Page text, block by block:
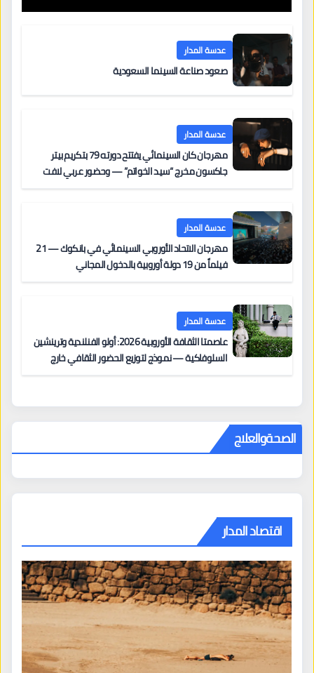
عدسة المدار
صعود صناعة السينما السعودية
عدسة المدار
مهرجان كان السينمائي يفتتح دورته 79 بتكريم بيتر
جاكسون مخرج “سيد الخواتم” — وحضور عربي لافت
عدسة المدار
مهرجان الاتحاد الأوروبي السينمائي في بانكوك — 21
فيلماً من 19 دولة أوروبية بالدخول المجاني
عدسة المدار
عاصمتا الثقافة الأوروبية 2026: أولو الفنلندية وترينشين
السلوفاكية — نموذج لتوزيع الحضور الثقافي خارج
الصحةوالعلاج
اقتصاد المدار